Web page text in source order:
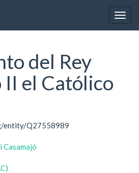
Rey Fernando II el Católico
del Rey
II el Católico
entity/Q27558989
Casamajó